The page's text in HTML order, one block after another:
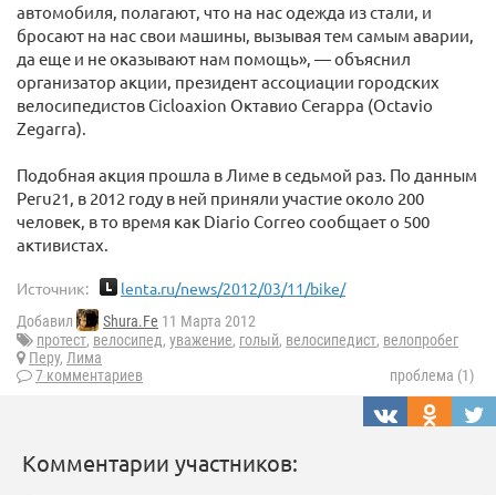
автомобиля, полагают, что на нас одежда из стали, и
бросают на нас свои машины, вызывая тем самым аварии,
да еще и не оказывают нам помощь», — объяснил
организатор акции, президент ассоциации городских
велосипедистов Cicloaxion Октавио Сегарра (Octavio
Zegarra).
Подобная акция прошла в Лиме в седьмой раз. По данным
Peru21, в 2012 году в ней приняли участие около 200
человек, в то время как Diario Correo сообщает о 500
активистах.
Источник: lenta.ru/news/2012/03/11/bike/
Добавил Shura.Fe 11 Марта 2012
протест, велосипед, уважение, голый, велосипедист, велопробег
Перу, Лима
7 комментариев
проблема (1)
Комментарии участников: